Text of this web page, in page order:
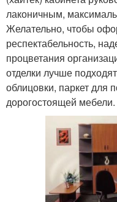
лаконичным,
Желательно, чтобы
респектабельность,
процветания
отделки лучше
облицовки, паркет для
дорогостоящей мебели.